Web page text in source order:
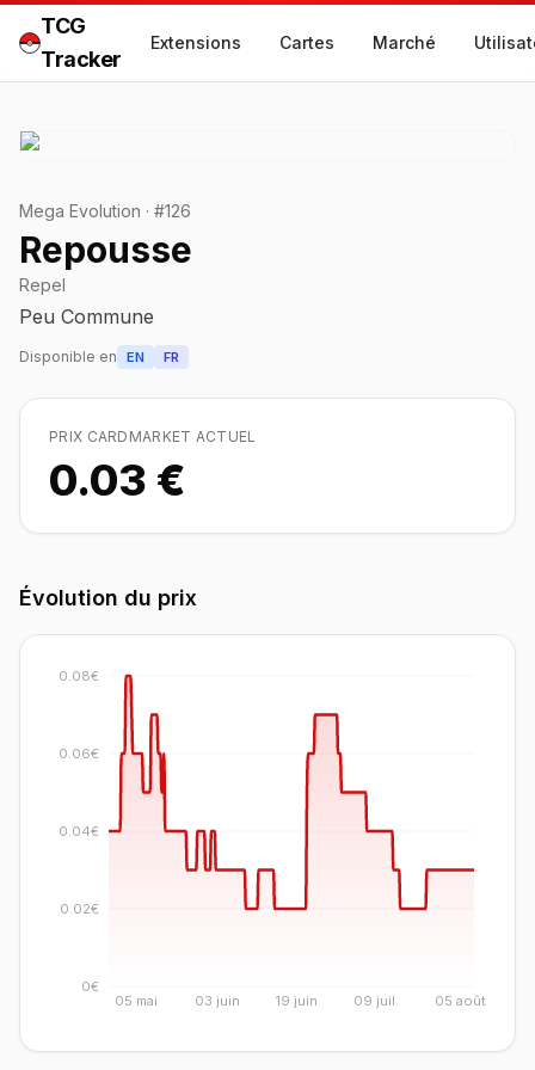
TCG
Tracker
Extensions Cartes Marché
Mega Evolution · #126
Repousse
Repel
Peu Commune
Disponible en EN FR
PRIX CARDMARKET ACTUEL
0.03 €
Évolution du prix
05 mai 03 juin 19 juin 09 juil. 05 août
0€
0.02€
0.04€
0.06€
0.08€